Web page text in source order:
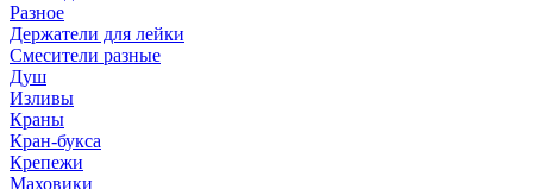
Разное
Держатели для лейки
Смесители разные
Душ
Изливы
Краны
Кран-букса
Крепежи
Маховики